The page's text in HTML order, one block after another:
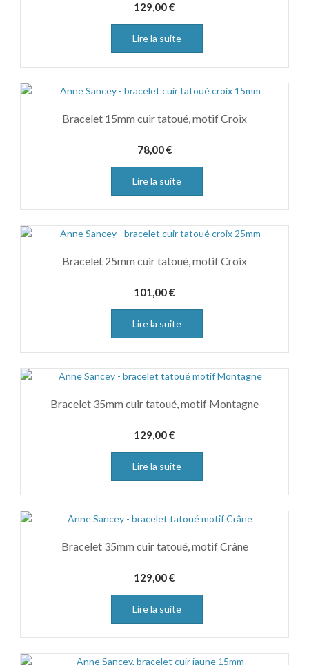
129,00€
Lire la suite
Bracelet 15mm cuir tatoué, motif Croix
78,00€
Lire la suite
Bracelet 25mm cuir tatoué, motif Croix
101,00€
Lire la suite
Bracelet 35mm cuir tatoué, motif Montagne
129,00€
Lire la suite
Bracelet 35mm cuir tatoué, motif Crâne
129,00€
Lire la suite